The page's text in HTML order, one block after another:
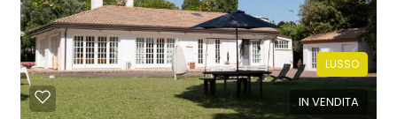
IN VENDITA
LUSSO